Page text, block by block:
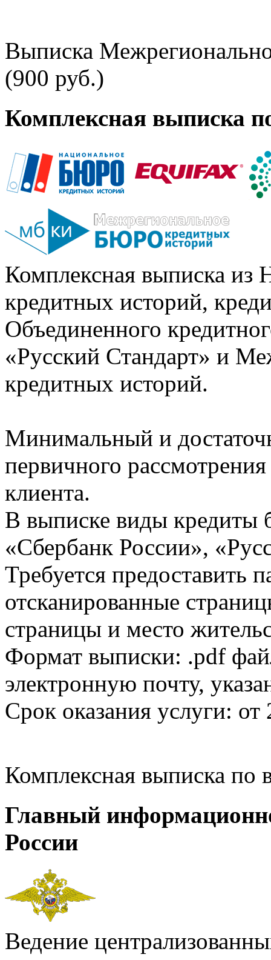
Выписка
(900 руб.)
Комплексная выписка
Комплексная выписка из
кредитных историй,
Объединенного
«Русский Стандарт» и
кредитных историй.
Минимальный и
первичного
клиента.
В выписке виды кредиты
«Сбербанк России»,
Требуется предоставить
отсканированные
страницы и место
Формат выписки: .pdf
электронную почту,
Срок оказания услуги: от
Комплексная выписка
Главный
России
Ведение